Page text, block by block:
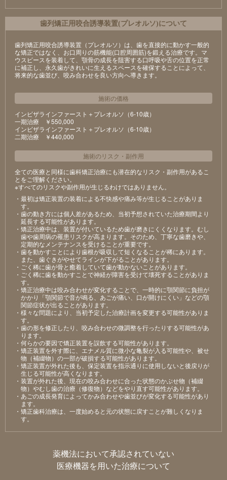
⻭列矯正⽤咬合誘導装置(プレオルソ)について
歯列矯正用咬合誘導装置（プレオルソ）は、歯を直接的に動かす一般的
な矯正ではなく、お口周りの筋機能(口腔周囲筋)を鍛える治療です。マ
ウスピースを装着して、顎骨の成長を阻害する口呼吸や舌の位置を正常
に補正し、永久歯がきれいに生えるスペースを確保することによって、
将来的な歯並び、咬み合わせを良い方向へ導きます。
施術の価格
インビザラインファースト＋プレオルソ（6-10歳）
⼀期治療 ￥550,000
インビザラインファースト＋プレオルソ（6-10歳）
⼆期治療 ￥440,000
施術のリスク ・ 副作用
全ての医療と同様に歯科矯正治療にも潜在的なリスク・副作用があるこ
とをご理解ください。
※すべてのリスクや副作用が生じるわけではありません。
・最初は矯正装置の装着による不快感や痛み等が⽣じることがありま
す。
・⻭の動き⽅には個⼈差があるため、当初予想されていた治療期間より
延⻑する可能性があります。
・矯正治療中は、装置が付いているため⻭が磨きにくくなります。むし
⻭や⻭周病の罹患リスクが⾼まります。そのため、丁寧な⻭磨きや、
定期的なメンテナンスを受けることが重要です。
・⻭を動かすことにより⻭根が吸収して短くなることが稀にあります。
また、⻭ぐきがやせてラインが下がることがあります。
・ごく稀に⻭が⾻と癒着していて⻭が動かないことがあります。
・ごく稀に⻭を動かすことで神経が障害を受けて壊死することがありま
す。
・矯正治療中は咬み合わせが変化することで、⼀時的に顎関節に負担が
かかり「顎関節で⾳が鳴る、あごが痛い、⼝が開けにくい」などの顎
関節症状が出ることがあります。
・様々な問題により、当初予定した治療計画を変更する可能性がありま
す。
・⻭の形を修正したり、咬み合わせの微調整を⾏ったりする可能性があ
ります。
・何らかの要因で矯正装置を誤飲する可能性があります。
・矯正装置を外す際に、エナメル質に微⼩な⻲裂が⼊る可能性や、被せ
物（補綴物）の⼀部が破損する可能性があります。
・矯正装置が外れた後も、保定装置を指⽰通りに使⽤しないと後戻りが
⽣じる可能性が⾼くなります。
・装置が外れた後、現在の咬み合わせに合った状態のかぶせ物（補綴
物）やむし⻭の治療（修復物）などをやり直す可能性があります。
・あごの成⻑発育によってかみ合わせや⻭並びが変化する可能性があり
ます。
・矯正⻭科治療は、⼀度始めると元の状態に戻すことが難しくなりま
す。
薬機法において承認されていない
医療機器を用いた治療について